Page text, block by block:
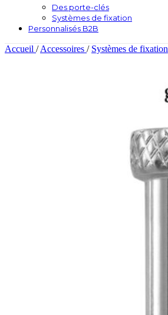
Des porte-clés
Systèmes de fixation
Personnalisés B2B
Accueil / Accessoires / Systèmes de fixation